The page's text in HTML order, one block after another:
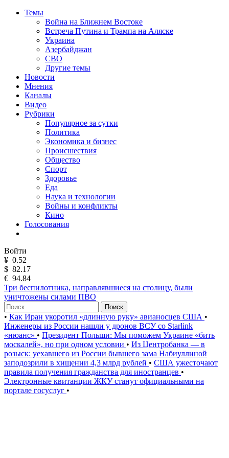
Темы
Война на Ближнем Востоке
Встреча Путина и Трампа на Аляске
Украина
Азербайджан
СВО
Другие темы
Новости
Мнения
Каналы
Видео
Рубрики
Популярное за сутки
Политика
Экономика и бизнес
Происшествия
Общество
Спорт
Здоровье
Еда
Наука и технологии
Войны и конфликты
Кино
Голосования
Войти
¥ 0.52
$ 82.17
€ 94.84
Три беспилотника, направлявшиеся на столицу, были
уничтожены силами ПВО
Поиск
• Как Иран укоротил «длинную руку» авианосцев США •
Инженеры из России нашли у дронов ВСУ со Starlink
«нюанс» • Президент Польши: Мы поможем Украине «бить
москалей», но при одном условии • Из Центробанка — в
розыск: уехавшего из России бывшего зама Набиуллиной
заподозрили в хищении 4,3 млрд рублей • США ужесточают
правила получения гражданства для иностранцев •
Электронные квитанции ЖКУ станут официальными на
портале госуслуг •